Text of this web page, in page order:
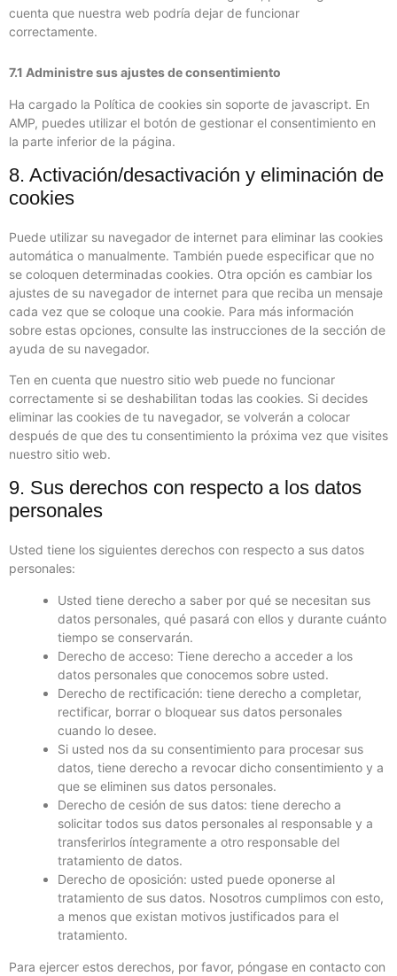
cuenta que nuestra web podría dejar de funcionar
correctamente.
7.1 Administre sus ajustes de consentimiento
Ha cargado la Política de cookies sin soporte de javascript. En
AMP, puedes utilizar el botón de gestionar el consentimiento en
la parte inferior de la página.
8. Activación/desactivación y eliminación de
cookies
Puede utilizar su navegador de internet para eliminar las cookies
automática o manualmente. También puede especificar que no
se coloquen determinadas cookies. Otra opción es cambiar los
ajustes de su navegador de internet para que reciba un mensaje
cada vez que se coloque una cookie. Para más información
sobre estas opciones, consulte las instrucciones de la sección de
ayuda de su navegador.
Ten en cuenta que nuestro sitio web puede no funcionar
correctamente si se deshabilitan todas las cookies. Si decides
eliminar las cookies de tu navegador, se volverán a colocar
después de que des tu consentimiento la próxima vez que visites
nuestro sitio web.
9. Sus derechos con respecto a los datos
personales
Usted tiene los siguientes derechos con respecto a sus datos
personales:
Usted tiene derecho a saber por qué se necesitan sus
datos personales, qué pasará con ellos y durante cuánto
tiempo se conservarán.
Derecho de acceso: Tiene derecho a acceder a los
datos personales que conocemos sobre usted.
Derecho de rectificación: tiene derecho a completar,
rectificar, borrar o bloquear sus datos personales
cuando lo desee.
Si usted nos da su consentimiento para procesar sus
datos, tiene derecho a revocar dicho consentimiento y a
que se eliminen sus datos personales.
Derecho de cesión de sus datos: tiene derecho a
solicitar todos sus datos personales al responsable y a
transferirlos íntegramente a otro responsable del
tratamiento de datos.
Derecho de oposición: usted puede oponerse al
tratamiento de sus datos. Nosotros cumplimos con esto,
a menos que existan motivos justificados para el
tratamiento.
Para ejercer estos derechos, por favor, póngase en contacto con